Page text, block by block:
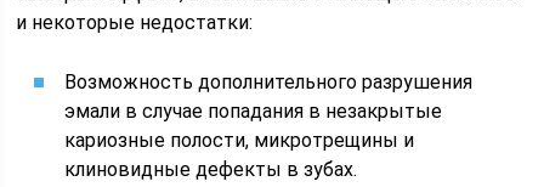
и некоторые недостатки:
Возможность дополнительного разрушения
эмали в случае попадания в незакрытые
кариозные полости, микротрещины и
клиновидные дефекты в зубах.